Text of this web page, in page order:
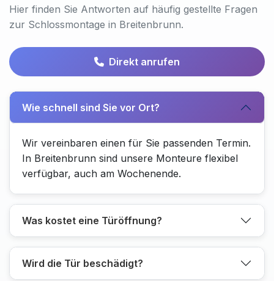
Hier finden Sie Antworten auf häufig gestellte Fragen
zur Schlossmontage in Breitenbrunn.
Direkt anrufen
Wie schnell sind Sie vor Ort?
Wir vereinbaren einen für Sie passenden Termin.
In Breitenbrunn sind unsere Monteure flexibel
verfügbar, auch am Wochenende.
Was kostet eine Türöffnung?
Wird die Tür beschädigt?